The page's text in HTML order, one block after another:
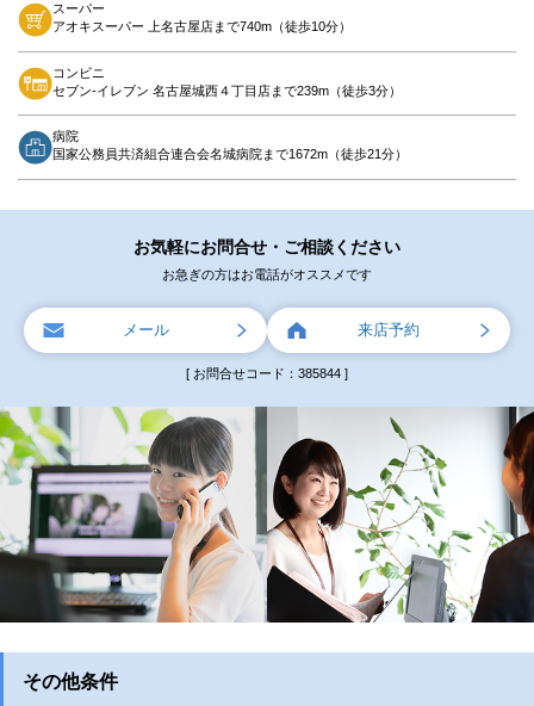
スーパー
アオキスーパー 上名古屋店まで740m（徒歩10分）
コンビニ
セブン-イレブン 名古屋城西４丁目店まで239m（徒歩3分）
病院
国家公務員共済組合連合会名城病院まで1672m（徒歩21分）
お気軽にお問合せ・ご相談ください
お急ぎの方はお電話がオススメです
メール 来店予約
[ お問合せコード：385844 ]
その他条件